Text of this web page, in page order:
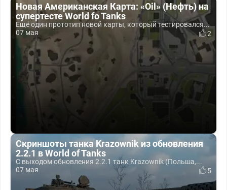
Новая Американская Карта: «Oil» (Нефть) на
супертесте World fo Tanks
Ещё один прототип новой карты, который тестировался...
07 мая
2
Скриншоты танка Krazownik из обновления
2.2.1 в World of Tanks
С выходом обновления 2.2.1 танк Krazownik (Польша,...
07 мая
5